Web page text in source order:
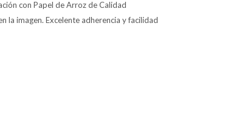
con Papel de Arroz de Calidad
la imagen. Excelente adherencia y facilidad